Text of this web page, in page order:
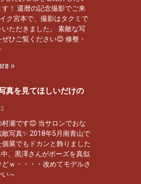
す！ 還暦の記念撮影でご来
ク宮本で、撮影はタクミで
いただきました。 素敵な写
ひご覧ください😊 修整・
»
真を見てほしいだけの
村瀬です😊 当サロンでおな
敵写真✨ 2018年5月南青山で
展でもドカンと飾りました
中、黒澤さんがポーズを真似
どｗ・・・・改めてモデルさ
～